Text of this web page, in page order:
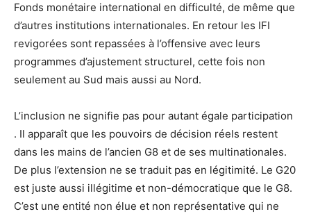
Fonds monétaire international en difficulté, de même que
d’autres institutions internationales. En retour les IFI
revigorées sont repassées à l’offensive avec leurs
programmes d’ajustement structurel, cette fois non
seulement au Sud mais aussi au Nord.
L’inclusion ne signifie pas pour autant égale participation
. Il apparaît que les pouvoirs de décision réels restent
dans les mains de l’ancien G8 et de ses multinationales.
De plus l’extension ne se traduit pas en légitimité. Le G20
est juste aussi illégitime et non-démocratique que le G8.
C’est une entité non élue et non représentative qui ne